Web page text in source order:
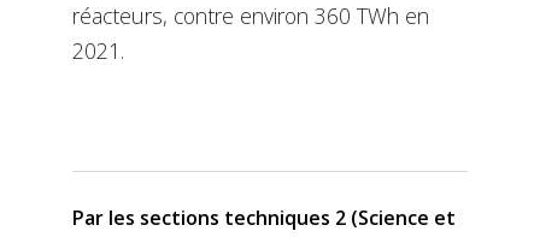
réacteurs, contre environ 360 TWh en
2021.
Par les sections techniques 2 (Science et